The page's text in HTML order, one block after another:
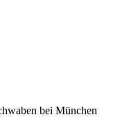
bei München